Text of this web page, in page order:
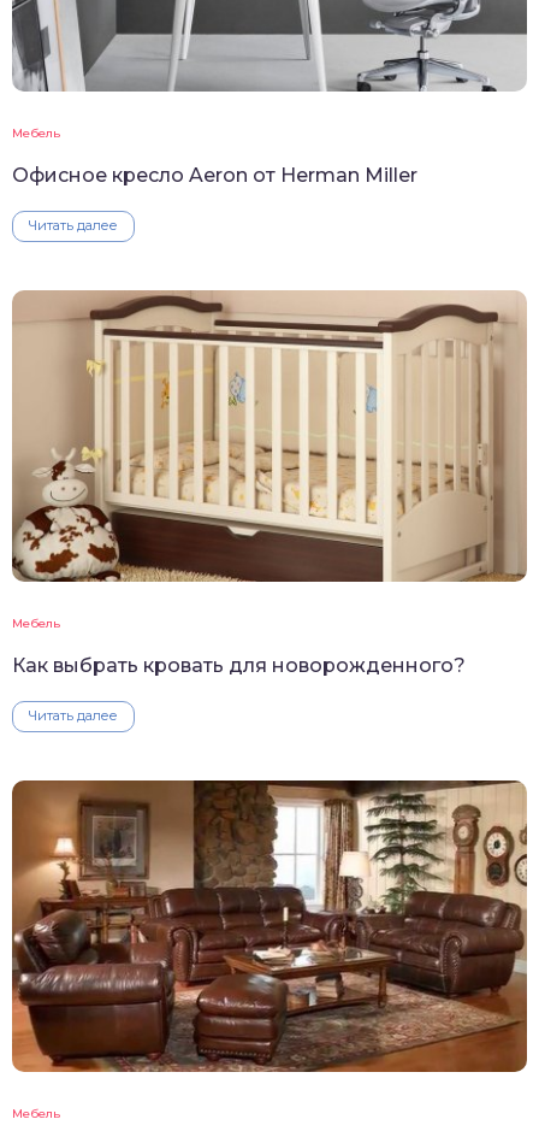
Мебель
Офисное кресло Aeron от Herman Miller
Читать далее
Мебель
Как выбрать кровать для новорожденного?
Читать далее
Мебель